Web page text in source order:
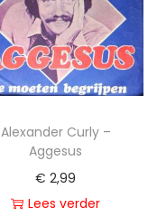
Alexander Curly –
Aggesus
€ 2,99
Lees verder